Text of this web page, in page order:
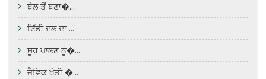
ਬੇਲ ਤੋਂ ਬਣਾ�...
ਟਿੱਡੀ ਦਲ ਦਾ ...
ਸੂਰ ਪਾਲਣ ਨੂ�...
ਜੈਵਿਕ ਖੇਤੀ �...